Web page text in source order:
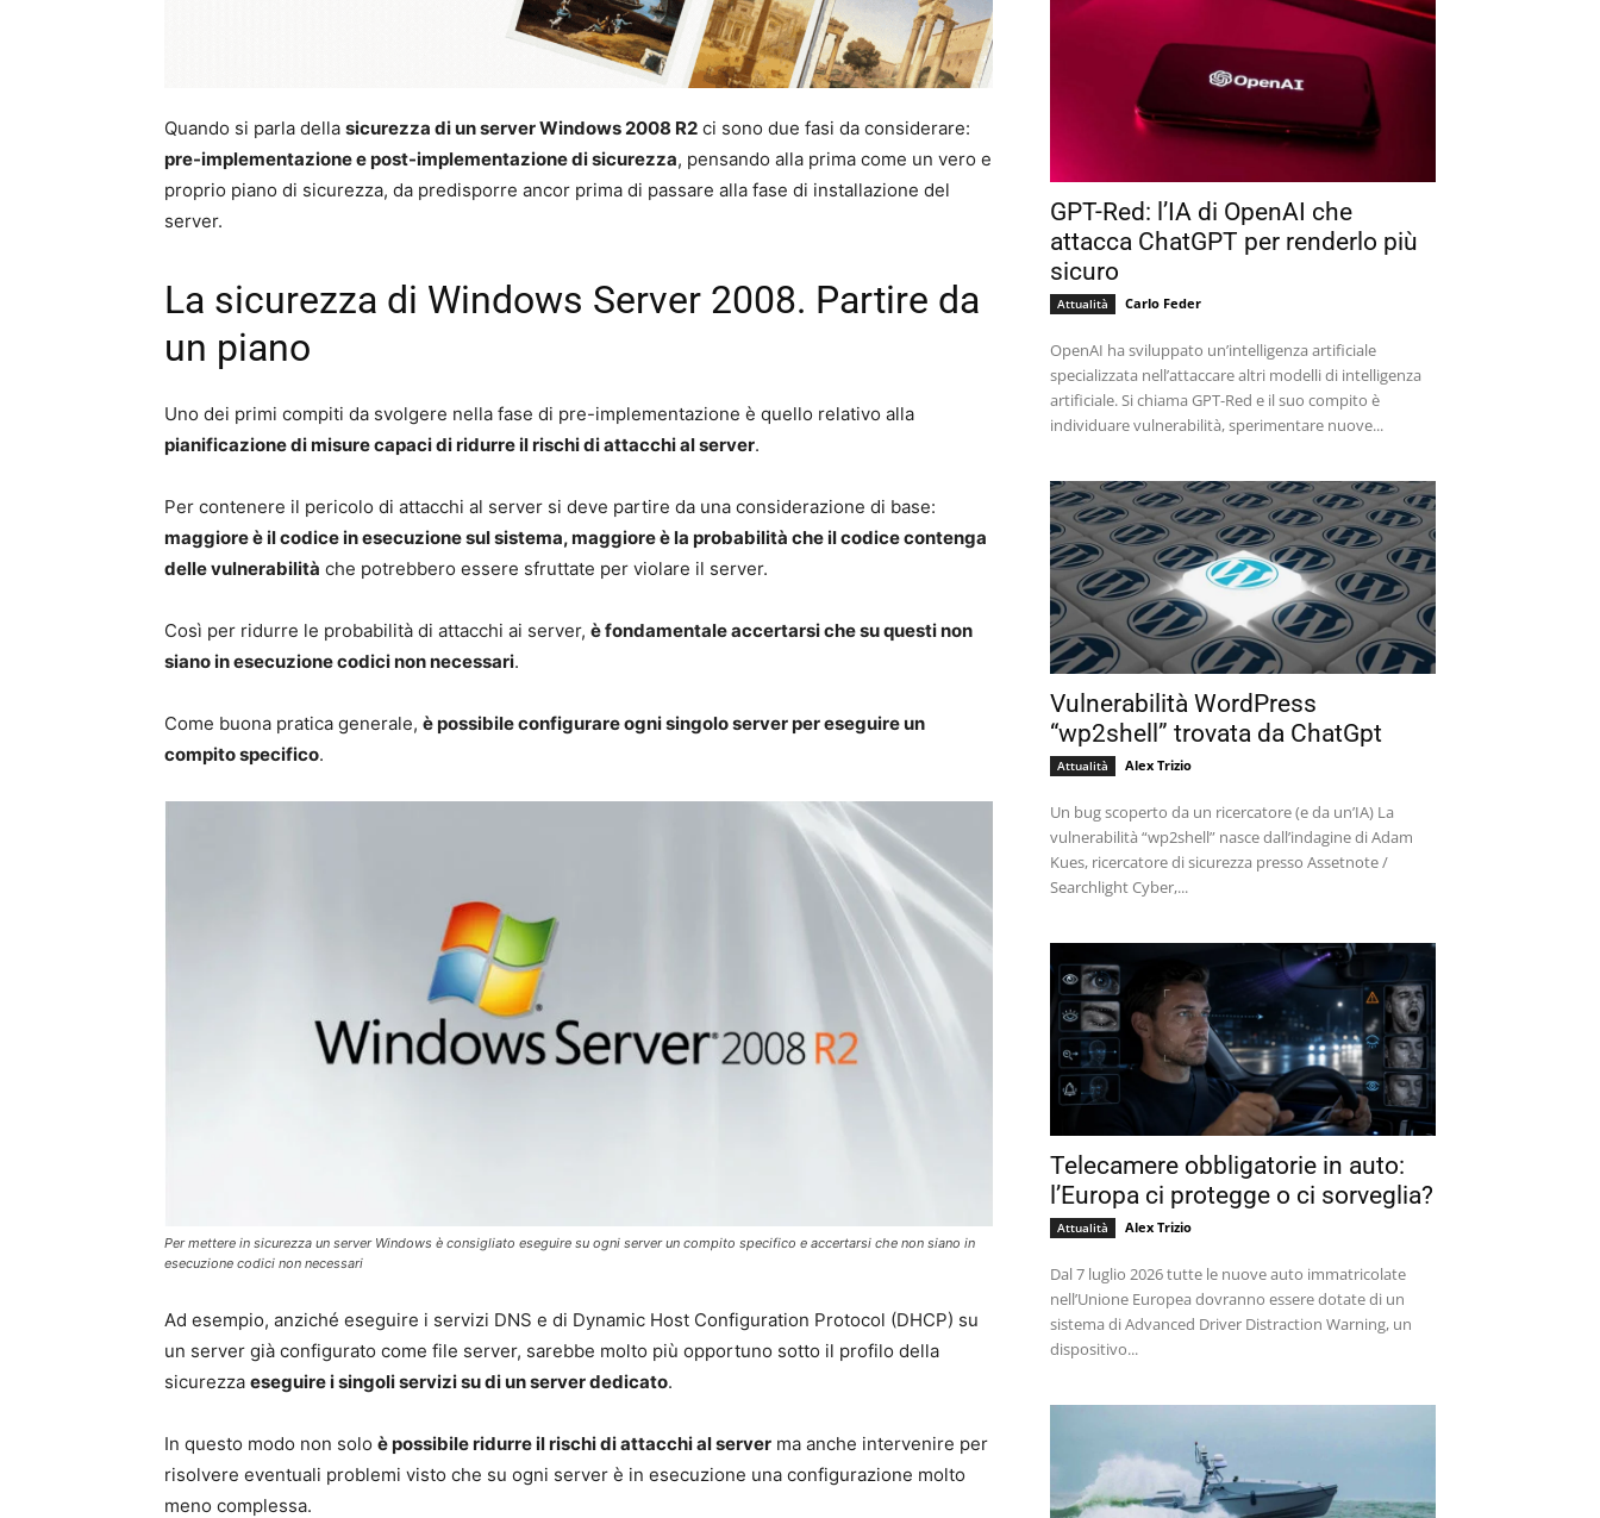
Quando si parla della sicurezza di un server Windows 2008 R2 ci sono due fasi da considerare:
pre-implementazione e post-implementazione di sicurezza, pensando alla prima come un vero e
proprio piano di sicurezza, da predisporre ancor prima di passare alla fase di installazione del
server.
La sicurezza di Windows Server 2008. Partire da
un piano
Uno dei primi compiti da svolgere nella fase di pre-implementazione è quello relativo alla
pianificazione di misure capaci di ridurre il rischi di attacchi al server.
Per contenere il pericolo di attacchi al server si deve partire da una considerazione di base:
maggiore è il codice in esecuzione sul sistema, maggiore è la probabilità che il codice contenga
delle vulnerabilità che potrebbero essere sfruttate per violare il server.
Così per ridurre le probabilità di attacchi ai server, è fondamentale accertarsi che su questi non
siano in esecuzione codici non necessari.
Come buona pratica generale, è possibile configurare ogni singolo server per eseguire un
compito specifico.
Per mettere in sicurezza un server Windows è consigliato eseguire su ogni server un compito specifico e accertarsi che non siano in
esecuzione codici non necessari
Ad esempio, anziché eseguire i servizi DNS e di Dynamic Host Configuration Protocol (DHCP) su
un server già configurato come file server, sarebbe molto più opportuno sotto il profilo della
sicurezza eseguire i singoli servizi su di un server dedicato.
In questo modo non solo è possibile ridurre il rischi di attacchi al server ma anche intervenire per
risolvere eventuali problemi visto che su ogni server è in esecuzione una configurazione molto
meno complessa.
GPT-Red: l’IA di OpenAI che
attacca ChatGPT per renderlo più
sicuro
Attualità Carlo Feder
OpenAI ha sviluppato un’intelligenza artificiale
specializzata nell’attaccare altri modelli di intelligenza
artificiale. Si chiama GPT-Red e il suo compito è
individuare vulnerabilità, sperimentare nuove...
Vulnerabilità WordPress
“wp2shell” trovata da ChatGpt
Attualità Alex Trizio
Un bug scoperto da un ricercatore (e da un’IA) La
vulnerabilità “wp2shell” nasce dall’indagine di Adam
Kues, ricercatore di sicurezza presso Assetnote /
Searchlight Cyber,...
Telecamere obbligatorie in auto:
l’Europa ci protegge o ci sorveglia?
Attualità Alex Trizio
Dal 7 luglio 2026 tutte le nuove auto immatricolate
nell’Unione Europea dovranno essere dotate di un
sistema di Advanced Driver Distraction Warning, un
dispositivo...